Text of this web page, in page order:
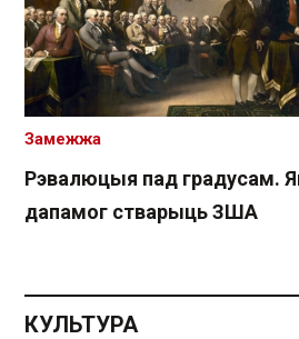
Рэвалюцыя пад градусам.
дапамог стварыць ЗША
Замежжа
КУЛЬТУРА